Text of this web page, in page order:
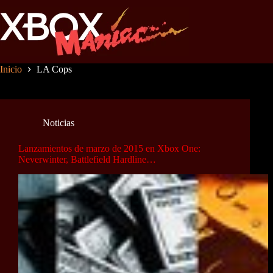
al
contenido
Inicio LA Cops
Noticias
Lanzamientos de marzo de 2015 en Xbox One:
Neverwinter, Battlefield Hardline…